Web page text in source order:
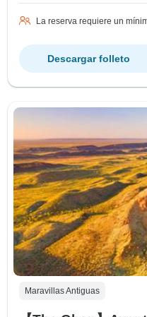
La reserva requiere un
Descargar folleto
Maravillas Antiguas